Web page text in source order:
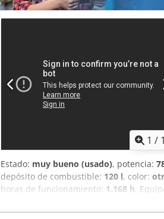
1 /
Estado: muy bueno (usado), potencia:
depósito de combustible: 120 l, color:
horas de funcionamiento: 1.168 h,
permitido: 5.643 kg Dimensiones (L x A
de trabajo: 203 cm Sistema de cambio